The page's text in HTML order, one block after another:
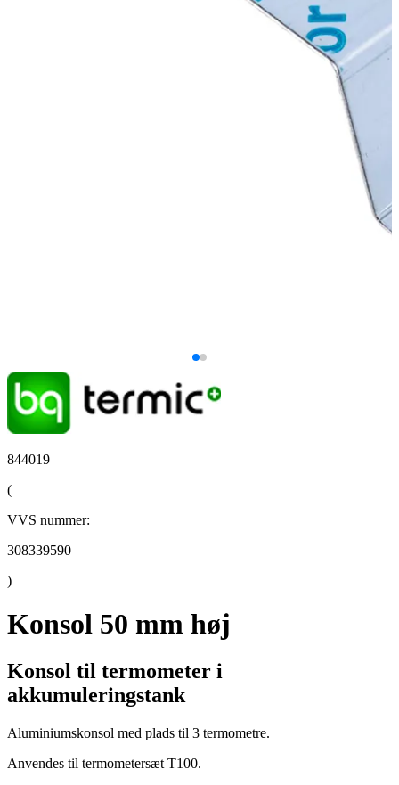
844019
(
VVS nummer:
308339590
)
Konsol 50 mm høj
Konsol til termometer i
akkumuleringstank
Aluminiumskonsol med plads til 3 termometre.
Anvendes til termometersæt T100.